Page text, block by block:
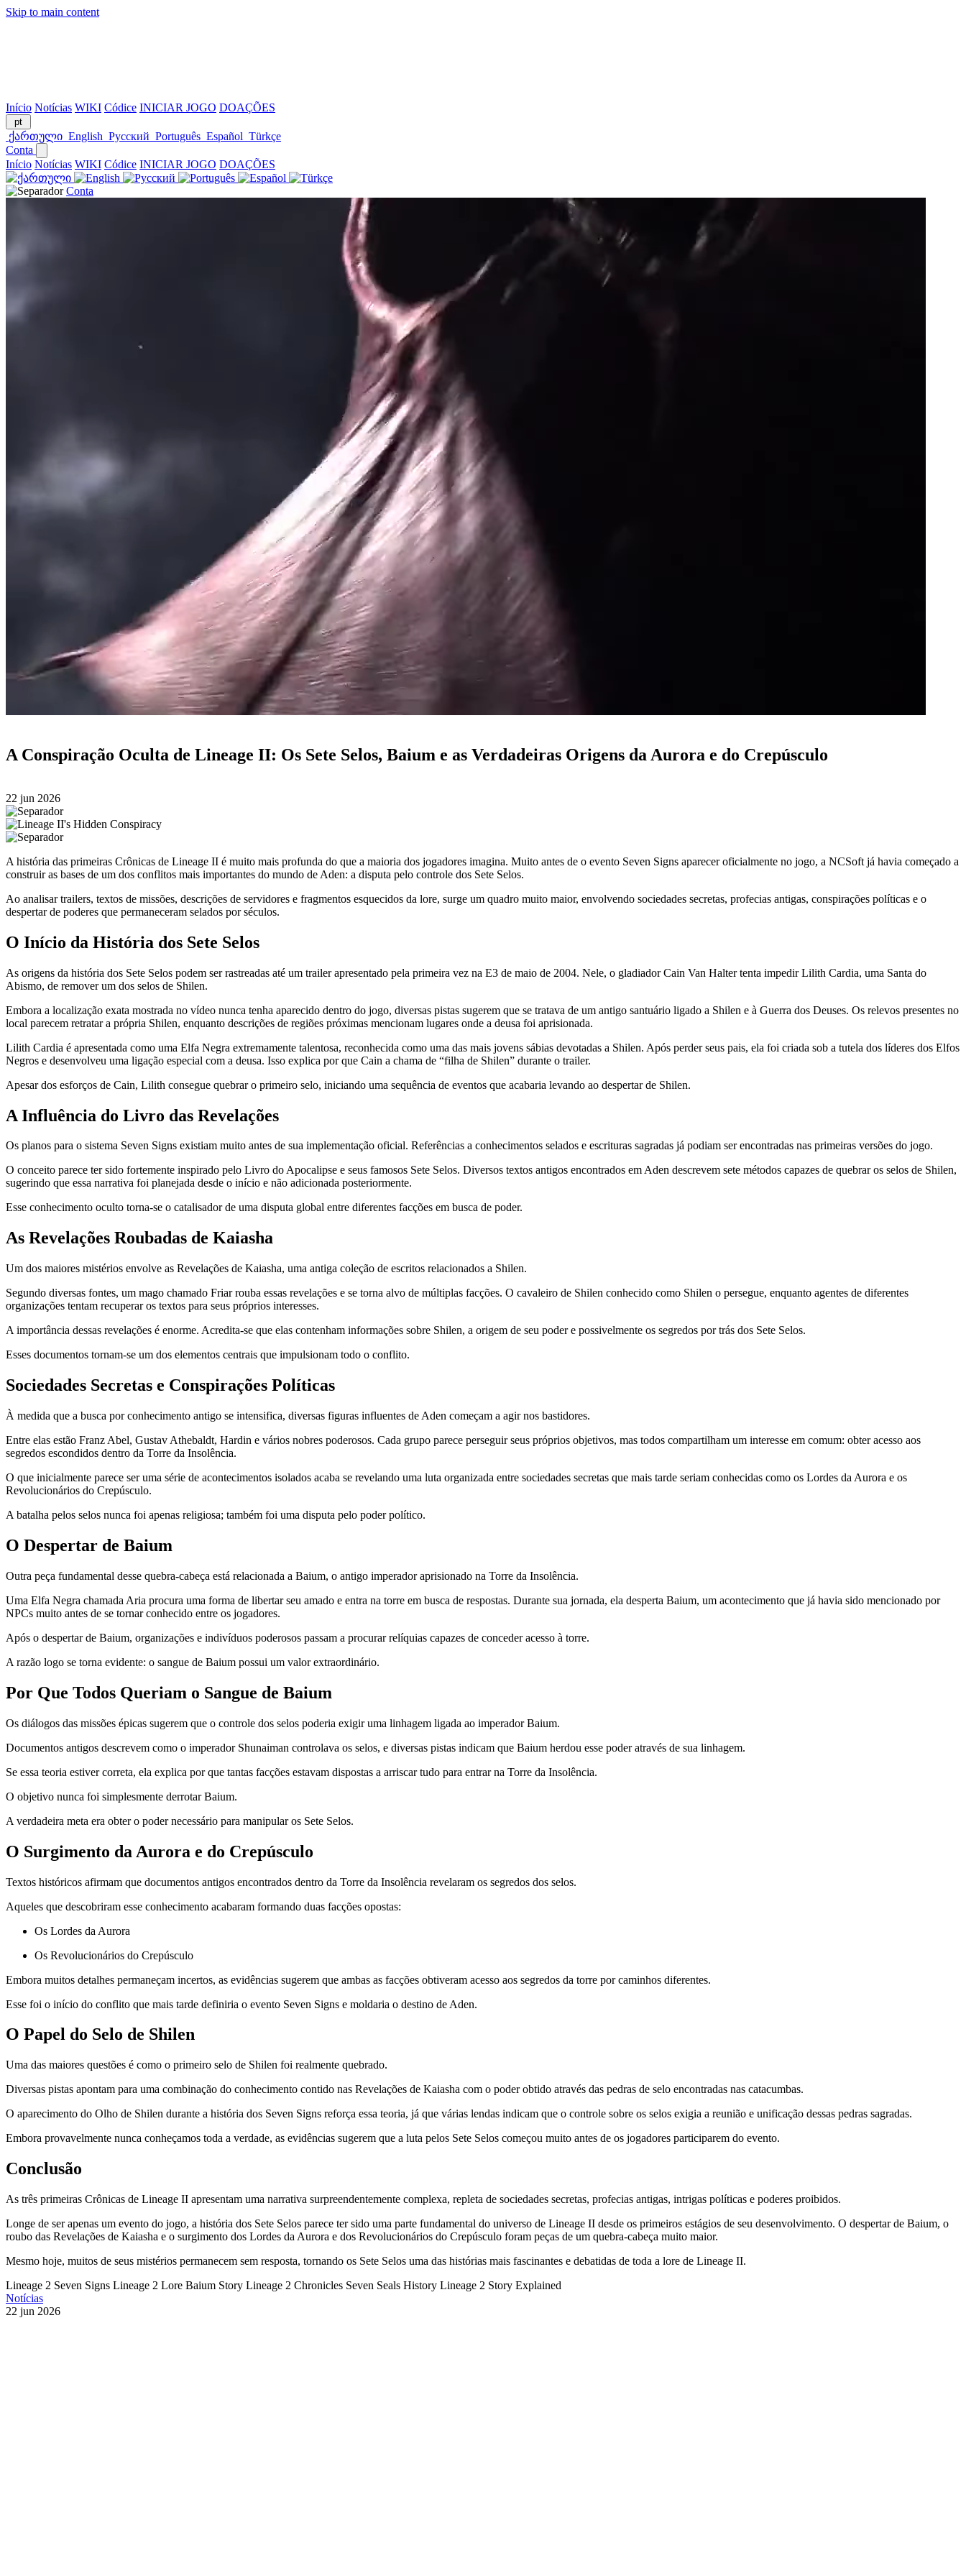
Skip to main content
Início Notícias WIKI Códice INICIAR JOGO DOAÇÕES
pt
ქართული English Русский Português Español Türkçe
Conta
Início Notícias WIKI Códice INICIAR JOGO DOAÇÕES
Conta
A Conspiração Oculta de Lineage II: Os Sete Selos, Baium e as Verdadeiras Origens da Aurora e do Crepúsculo
22 jun 2026
A história das primeiras Crônicas de Lineage II é muito mais profunda do que a maioria dos jogadores imagina. Muito antes de o evento Seven Signs aparecer oficialmente no jogo, a NCSoft já havia começado a
construir as bases de um dos conflitos mais importantes do mundo de Aden: a disputa pelo controle dos Sete Selos.
Ao analisar trailers, textos de missões, descrições de servidores e fragmentos esquecidos da lore, surge um quadro muito maior, envolvendo sociedades secretas, profecias antigas, conspirações políticas e o
despertar de poderes que permaneceram selados por séculos.
O Início da História dos Sete Selos
As origens da história dos Sete Selos podem ser rastreadas até um trailer apresentado pela primeira vez na E3 de maio de 2004. Nele, o gladiador Cain Van Halter tenta impedir Lilith Cardia, uma Santa do
Abismo, de remover um dos selos de Shilen.
Embora a localização exata mostrada no vídeo nunca tenha aparecido dentro do jogo, diversas pistas sugerem que se tratava de um antigo santuário ligado a Shilen e à Guerra dos Deuses. Os relevos presentes no
local parecem retratar a própria Shilen, enquanto descrições de regiões próximas mencionam lugares onde a deusa foi aprisionada.
Lilith Cardia é apresentada como uma Elfa Negra extremamente talentosa, reconhecida como uma das mais jovens sábias devotadas a Shilen. Após perder seus pais, ela foi criada sob a tutela dos líderes dos Elfos
Negros e desenvolveu uma ligação especial com a deusa. Isso explica por que Cain a chama de “filha de Shilen” durante o trailer.
Apesar dos esforços de Cain, Lilith consegue quebrar o primeiro selo, iniciando uma sequência de eventos que acabaria levando ao despertar de Shilen.
A Influência do Livro das Revelações
Os planos para o sistema Seven Signs existiam muito antes de sua implementação oficial. Referências a conhecimentos selados e escrituras sagradas já podiam ser encontradas nas primeiras versões do jogo.
O conceito parece ter sido fortemente inspirado pelo Livro do Apocalipse e seus famosos Sete Selos. Diversos textos antigos encontrados em Aden descrevem sete métodos capazes de quebrar os selos de Shilen,
sugerindo que essa narrativa foi planejada desde o início e não adicionada posteriormente.
Esse conhecimento oculto torna-se o catalisador de uma disputa global entre diferentes facções em busca de poder.
As Revelações Roubadas de Kaiasha
Um dos maiores mistérios envolve as Revelações de Kaiasha, uma antiga coleção de escritos relacionados a Shilen.
Segundo diversas fontes, um mago chamado Friar rouba essas revelações e se torna alvo de múltiplas facções. O cavaleiro de Shilen conhecido como Shilen o persegue, enquanto agentes de diferentes
organizações tentam recuperar os textos para seus próprios interesses.
A importância dessas revelações é enorme. Acredita-se que elas contenham informações sobre Shilen, a origem de seu poder e possivelmente os segredos por trás dos Sete Selos.
Esses documentos tornam-se um dos elementos centrais que impulsionam todo o conflito.
Sociedades Secretas e Conspirações Políticas
À medida que a busca por conhecimento antigo se intensifica, diversas figuras influentes de Aden começam a agir nos bastidores.
Entre elas estão Franz Abel, Gustav Athebaldt, Hardin e vários nobres poderosos. Cada grupo parece perseguir seus próprios objetivos, mas todos compartilham um interesse em comum: obter acesso aos
segredos escondidos dentro da Torre da Insolência.
O que inicialmente parece ser uma série de acontecimentos isolados acaba se revelando uma luta organizada entre sociedades secretas que mais tarde seriam conhecidas como os Lordes da Aurora e os
Revolucionários do Crepúsculo.
A batalha pelos selos nunca foi apenas religiosa; também foi uma disputa pelo poder político.
O Despertar de Baium
Outra peça fundamental desse quebra-cabeça está relacionada a Baium, o antigo imperador aprisionado na Torre da Insolência.
Uma Elfa Negra chamada Aria procura uma forma de libertar seu amado e entra na torre em busca de respostas. Durante sua jornada, ela desperta Baium, um acontecimento que já havia sido mencionado por
NPCs muito antes de se tornar conhecido entre os jogadores.
Após o despertar de Baium, organizações e indivíduos poderosos passam a procurar relíquias capazes de conceder acesso à torre.
A razão logo se torna evidente: o sangue de Baium possui um valor extraordinário.
Por Que Todos Queriam o Sangue de Baium
Os diálogos das missões épicas sugerem que o controle dos selos poderia exigir uma linhagem ligada ao imperador Baium.
Documentos antigos descrevem como o imperador Shunaiman controlava os selos, e diversas pistas indicam que Baium herdou esse poder através de sua linhagem.
Se essa teoria estiver correta, ela explica por que tantas facções estavam dispostas a arriscar tudo para entrar na Torre da Insolência.
O objetivo nunca foi simplesmente derrotar Baium.
A verdadeira meta era obter o poder necessário para manipular os Sete Selos.
O Surgimento da Aurora e do Crepúsculo
Textos históricos afirmam que documentos antigos encontrados dentro da Torre da Insolência revelaram os segredos dos selos.
Aqueles que descobriram esse conhecimento acabaram formando duas facções opostas:
Os Lordes da Aurora
Os Revolucionários do Crepúsculo
Embora muitos detalhes permaneçam incertos, as evidências sugerem que ambas as facções obtiveram acesso aos segredos da torre por caminhos diferentes.
Esse foi o início do conflito que mais tarde definiria o evento Seven Signs e moldaria o destino de Aden.
O Papel do Selo de Shilen
Uma das maiores questões é como o primeiro selo de Shilen foi realmente quebrado.
Diversas pistas apontam para uma combinação do conhecimento contido nas Revelações de Kaiasha com o poder obtido através das pedras de selo encontradas nas catacumbas.
O aparecimento do Olho de Shilen durante a história dos Seven Signs reforça essa teoria, já que várias lendas indicam que o controle sobre os selos exigia a reunião e unificação dessas pedras sagradas.
Embora provavelmente nunca conheçamos toda a verdade, as evidências sugerem que a luta pelos Sete Selos começou muito antes de os jogadores participarem do evento.
Conclusão
As três primeiras Crônicas de Lineage II apresentam uma narrativa surpreendentemente complexa, repleta de sociedades secretas, profecias antigas, intrigas políticas e poderes proibidos.
Longe de ser apenas um evento do jogo, a história dos Sete Selos parece ter sido uma parte fundamental do universo de Lineage II desde os primeiros estágios de seu desenvolvimento. O despertar de Baium, o
roubo das Revelações de Kaiasha e o surgimento dos Lordes da Aurora e dos Revolucionários do Crepúsculo foram peças de um quebra-cabeça muito maior.
Mesmo hoje, muitos de seus mistérios permanecem sem resposta, tornando os Sete Selos uma das histórias mais fascinantes e debatidas de toda a lore de Lineage II.
Lineage 2 Seven Signs Lineage 2 Lore Baium Story Lineage 2 Chronicles Seven Seals History Lineage 2 Story Explained
Notícias
22 jun 2026